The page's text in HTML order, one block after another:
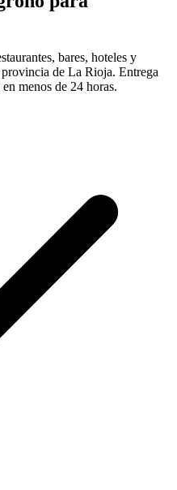
bares, hoteles y
de La Rioja. Entrega
menos de 24 horas.